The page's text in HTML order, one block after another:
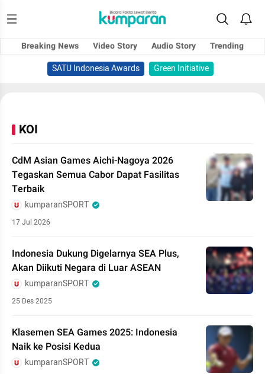
Breaking News Video Story Audio Story
Trending
SATU Indonesia Awards
Green Initiative
KOI
CdM Asian Games Aichi-Nagoya 2026
Tegaskan Semua Cabor Dapat Fasilitas
Terbaik
kumparanSPORT
17 Jul 2026
Indonesia Dukung Digelarnya SEA Plus,
Akan Diikuti Negara di Luar ASEAN
kumparanSPORT
25 Des 2025
Klasemen SEA Games 2025: Indonesia
Naik ke Posisi Kedua
kumparanSPORT